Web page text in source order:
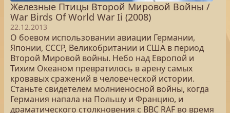
Железные Птицы Второй Мировой Войны /
War Birds Of World War Ii (2008)
22.12.2013
О боевом использовании авиации Германии,
Японии, СССР, Великобритании и США в период
Второй Мировой войны. Небо над Европой и
Тихим Океаном превратилось в арену самых
кровавых сражений в человеческой истории.
Станьте свидетелем молниеносной войны, когда
Германия напала на Польшу и Францию, и
драматического столкновения с ВВС RAF во время